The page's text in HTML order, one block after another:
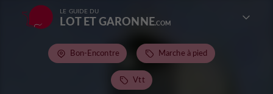
LE GUIDE DU
LOT ET GARONNE
Bon-Encontre Marche à pied
Vtt